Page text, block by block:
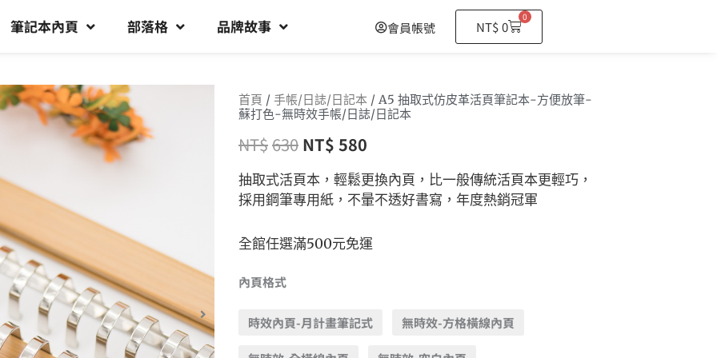
筆記本內頁 部落格 品牌故事 會員帳號 NT$0
0
購
物
首頁 / 手帳/日誌/日記本 / A5 抽取式仿皮革活頁筆記本-方便放筆-
蘇打色-無時效手帳/日誌/日記本
NT$630 NT$ 580
抽取式活頁本，輕鬆更換內頁，比一般傳統活頁本更輕巧，
採用鋼筆專用紙，不暈不透好書寫，年度熱銷冠軍
全館任選滿500元免運
內頁格式
時效內頁-月計畫筆記式 無時效-方格橫線內頁